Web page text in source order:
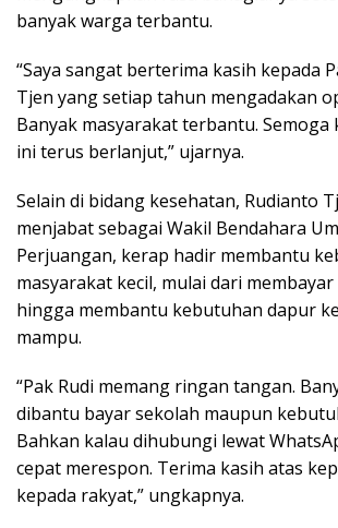
banyak warga terbantu.
“Saya sangat berterima kasih kepada
Tjen yang setiap tahun mengadakan
Banyak masyarakat terbantu. Semoga
ini terus berlanjut,” ujarnya.
Selain di bidang kesehatan, Rudianto
menjabat sebagai Wakil Bendahara
Perjuangan, kerap hadir membantu
masyarakat kecil, mulai dari
hingga membantu kebutuhan dapur
mampu.
“Pak Rudi memang ringan tangan.
dibantu bayar sekolah maupun
Bahkan kalau dihubungi lewat
cepat merespon. Terima kasih atas
kepada rakyat,” ungkapnya.